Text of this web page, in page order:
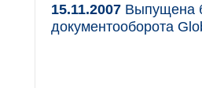
15.11.2007 Выпущена
документооборота